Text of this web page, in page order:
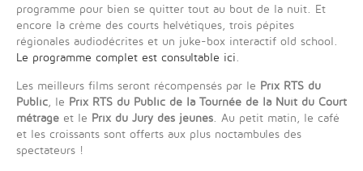
programme pour bien se quitter tout au bout de la nuit. Et
encore la crème des courts helvétiques, trois pépites
régionales audiodécrites et un juke-box interactif old school.
Le programme complet est consultable ici
Les meilleurs films seront récompensés par le Prix RTS du
Public , le Prix RTS du Public de la Tournée de la Nuit du Court
métrage et le Prix du Jury des jeunes . Au petit matin, le café
et les croissants sont offerts aux plus noctambules des
spectateurs !